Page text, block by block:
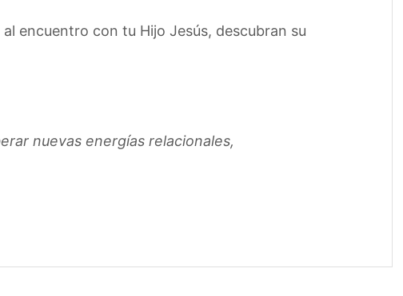
encuentro con tu Hijo Jesús, descubran su
nuevas energías relacionales,